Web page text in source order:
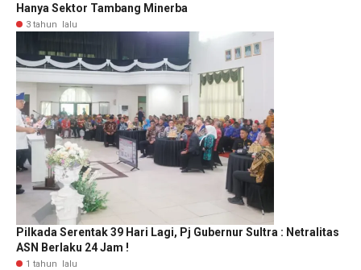
Hanya Sektor Tambang Minerba
3 tahun lalu
Pilkada Serentak 39 Hari Lagi, Pj Gubernur Sultra : Netralitas
ASN Berlaku 24 Jam !
1 tahun lalu